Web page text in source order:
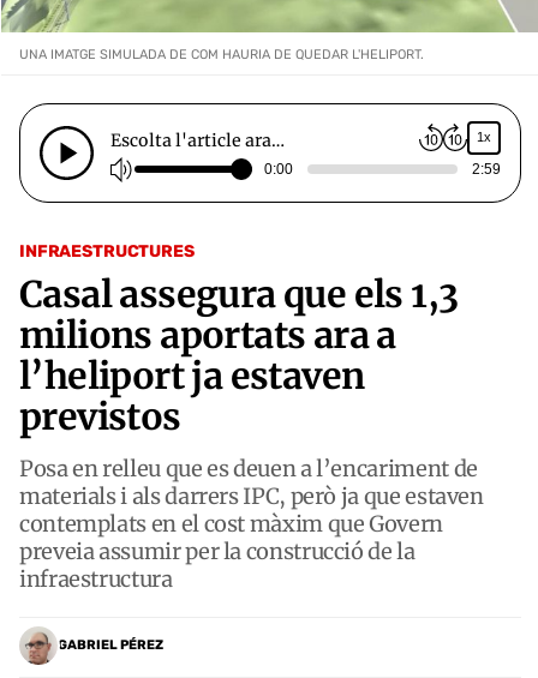
INFRAESTRUCTURES
Casal assegura que els 1,3
milions aportats ara a
l’heliport ja estaven
previstos
Posa en relleu que es deuen a l’encariment de
materials i als darrers IPC, però ja que estaven
contemplats en el cost màxim que Govern
preveia assumir per la construcció de la
infraestructura
GABRIEL PÉREZ
UNA IMATGE SIMULADA DE COM HAURIA DE QUEDAR L'HELIPORT.
Escolta l'article ara… 1x
0:00 2:59